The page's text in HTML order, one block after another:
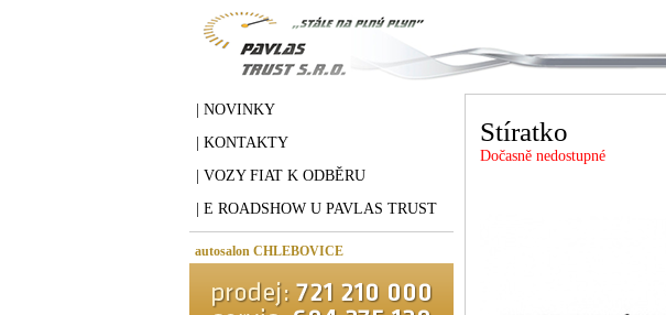
| NOVINKY
| KONTAKTY
| VOZY FIAT K ODBĚRU
| E ROADSHOW U PAVLAS TRUST
autosalon CHLEBOVICE
Stíratko
Dočasně nedostupné